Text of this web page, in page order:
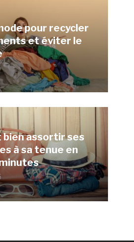
pour recycler
et éviter le
bien assortir ses
à sa tenue en